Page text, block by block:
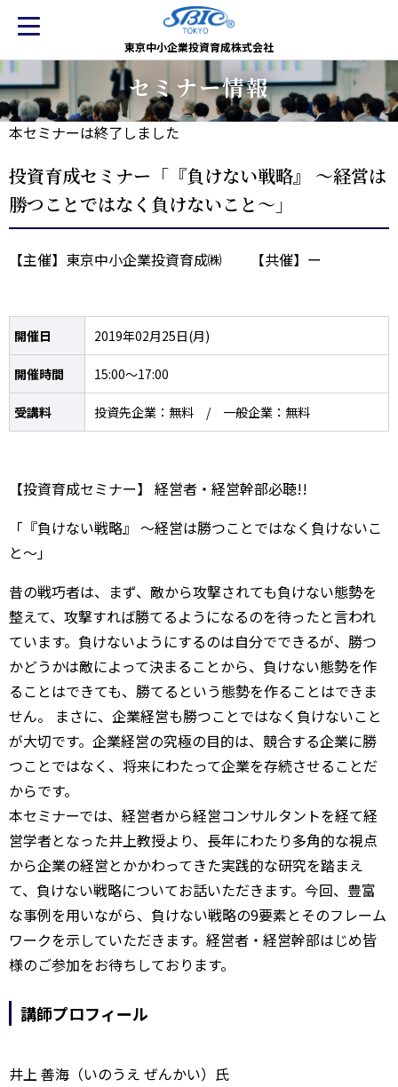
東京中小企業投資育成株式会社
セミナー情報
本セミナーは終了しました
投資育成セミナー「『負けない戦略』 ～経営は
勝つことではなく負けないこと～」
【主催】東京中小企業投資育成㈱ 【共催】ー
開催日 2019年02月25日(月)
開催時間 15:00～17:00
受講料 投資先企業：無料 / 一般企業：無料
【投資育成セミナー】 経営者・経営幹部必聴!!
「『負けない戦略』 ～経営は勝つことではなく負けないこ
と～」
昔の戦巧者は、まず、敵から攻撃されても負けない態勢を
整えて、攻撃すれば勝てるようになるのを待ったと言われ
ています。負けないようにするのは自分でできるが、勝つ
かどうかは敵によって決まることから、負けない態勢を作
ることはできても、勝てるという態勢を作ることはできま
せん。 まさに、企業経営も勝つことではなく負けないこと
が大切です。企業経営の究極の目的は、競合する企業に勝
つことではなく、将来にわたって企業を存続させることだ
からです。
本セミナーでは、経営者から経営コンサルタントを経て経
営学者となった井上教授より、長年にわたり多角的な視点
から企業の経営とかかわってきた実践的な研究を踏まえ
て、負けない戦略についてお話いただきます。今回、豊富
な事例を用いながら、負けない戦略の9要素とそのフレーム
ワークを示していただきます。経営者・経営幹部はじめ皆
様のご参加をお待ちしております。
講師プロフィール
井上 善海（いのうえ ぜんかい）氏